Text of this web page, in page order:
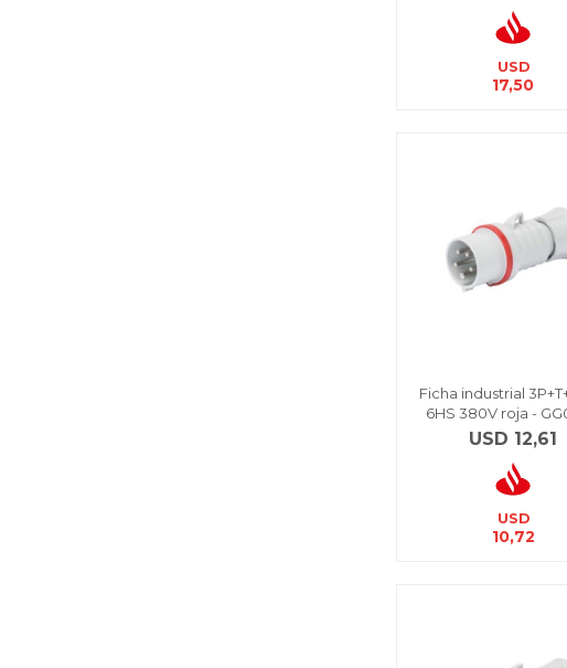
USD
17,50
Ficha industrial
6HS 380V roja -
USD 12,61
USD
10,72